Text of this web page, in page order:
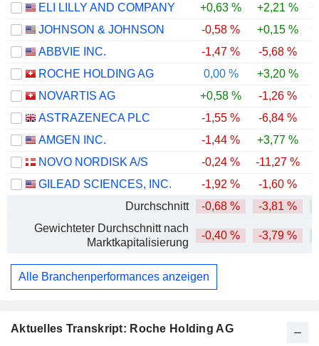
Aktuelles Transkript: Roche Holding AG
ELI LILLY AND COMPANY
+0,63 % +2,21 %
JOHNSON & JOHNSON
-0,58 % +0,15 %
ABBVIE INC.
-1,47 % -5,68 %
ROCHE HOLDING AG
0,00 % +3,20 %
NOVARTIS AG
+0,58 % -1,26 %
ASTRAZENECA PLC
-1,55 % -6,84 %
AMGEN INC.
-1,44 % +3,77 %
NOVO NORDISK A/S
-0,24 % -11,27 %
GILEAD SCIENCES, INC.
-1,92 % -1,60 %
Durchschnitt
-0,68 % -3,81 %
Gewichteter Durchschnitt nach
Marktkapitalisierung
-0,40 % -3,79 %
Alle Branchenperformances anzeigen